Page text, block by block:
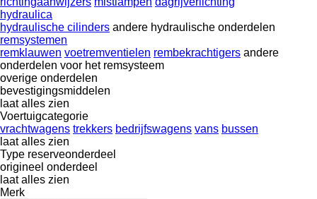
hydraulica
hydraulische cilinders andere hydraulische onderdelen
remsystemen
remklauwen voetremventielen rembekrachtigers andere
onderdelen voor het remsysteem
overige onderdelen
bevestigingsmiddelen
laat alles zien
Voertuigcategorie
vrachtwagens trekkers bedrijfswagens vans bussen
laat alles zien
Type reserveonderdeel
origineel onderdeel
laat alles zien
Merk